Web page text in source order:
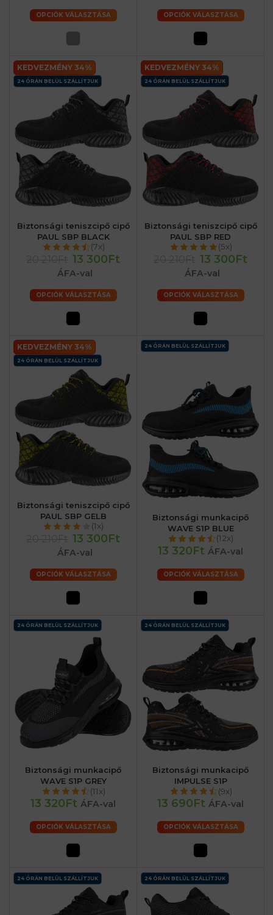
OPCIÓK VÁLASZTÁSA OPCIÓK VÁLASZTÁSA
KEDVEZMÉNY 34%
24 ÓRÁN BELÜL SZÁLLÍTJUK
Biztonsági teniszcipő cipő
PAUL SBP BLACK
(7x)
13 300Ft
ÁFA-val
OPCIÓK VÁLASZTÁSA
KEDVEZMÉNY 34%
24 ÓRÁN BELÜL SZÁLLÍTJUK
Biztonsági teniszcipő cipő
PAUL SBP RED
(5x)
13 300Ft
ÁFA-val
OPCIÓK VÁLASZTÁSA
KEDVEZMÉNY 34%
24 ÓRÁN BELÜL SZÁLLÍTJUK
Biztonsági teniszcipő cipő
PAUL SBP GELB
(1x)
13 300Ft
ÁFA-val
OPCIÓK VÁLASZTÁSA
24 ÓRÁN BELÜL SZÁLLÍTJUK
Biztonsági munkacipő
WAVE S1P BLUE
(12x)
13 320Ft ÁFA-val
OPCIÓK VÁLASZTÁSA
24 ÓRÁN BELÜL SZÁLLÍTJUK
Biztonsági munkacipő
WAVE S1P GREY
(11x)
13 320Ft ÁFA-val
OPCIÓK VÁLASZTÁSA
24 ÓRÁN BELÜL SZÁLLÍTJUK
Biztonsági munkacipő
IMPULSE S1P
(9x)
13 690Ft ÁFA-val
OPCIÓK VÁLASZTÁSA
24 ÓRÁN BELÜL SZÁLLÍTJUK 24 ÓRÁN BELÜL SZÁLLÍTJUK